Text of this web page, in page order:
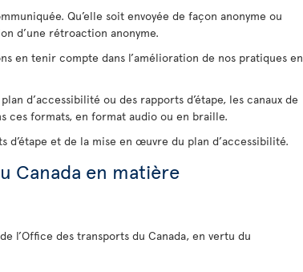
Qu’elle soit envoyée de façon anonyme ou
d’une rétroaction anonyme.
en tenir compte dans l’amélioration de nos pratiques en
d’accessibilité ou des rapports d’étape, les canaux de
ces formats, en format audio ou en braille.
et de la mise en œuvre du plan d’accessibilité.
Canada en matière
l’Office des transports du Canada, en vertu du